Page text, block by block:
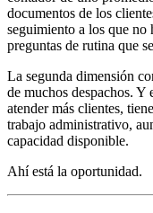
documentos de los
seguimiento a los que
preguntas de rutina que
La segunda dimensión
de muchos despachos. Y
atender más clientes,
trabajo administrativo,
capacidad disponible.
Ahí está la oportunidad.